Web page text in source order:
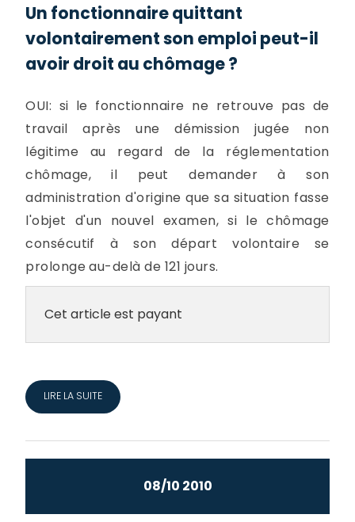
Un fonctionnaire quittant
volontairement son emploi peut-il
avoir droit au chômage ?
OUI: si le fonctionnaire ne retrouve pas de
travail après une démission jugée non
légitime au regard de la réglementation
chômage, il peut demander à son
administration d'origine que sa situation fasse
l'objet d'un nouvel examen, si le chômage
consécutif à son départ volontaire se
prolonge au-delà de 121 jours.
Cet article est payant
LIRE LA SUITE
08/10 2010